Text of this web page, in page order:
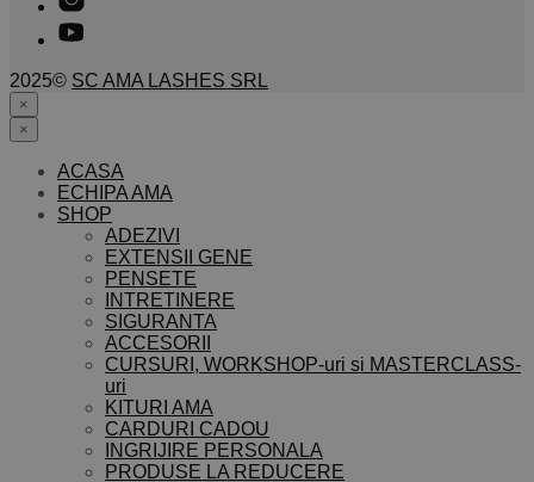
2025© SC AMA LASHES SRL
×
×
ACASA
ECHIPA AMA
SHOP
ADEZIVI
EXTENSII GENE
PENSETE
INTRETINERE
SIGURANTA
ACCESORII
CURSURI, WORKSHOP-uri si MASTERCLASS-
uri
KITURI AMA
CARDURI CADOU
INGRIJIRE PERSONALA
PRODUSE LA REDUCERE